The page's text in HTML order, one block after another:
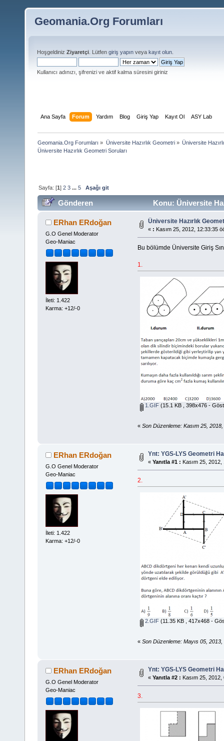
Geomania.Org Forumları
Hoşgeldiniz Ziyaretçi . Lütfen giriş yapın veya kayıt olun
Kullanıcı adınızı, şifrenizi ve aktif kalma süresini giriniz
Ana Sayfa Forum Yardım Blog Giriş Yap Kayıt Ol ASY Lab
Geomania.Org Forumları » Üniversite Hazırlık Geometri» Üniversite
Üniversite Hazırlık Geometri Soruları
Sayfa: [1]2 3 ...5 Aşağı git
Gönderen Konu: Üniversite
ERhan ERdoğan
G.O Genel Moderator
Geo-Maniac
İleti: 1.422
Karma: +12/-0
Üniversite Hazırlık
« : Kasım 25, 2012, 12:33:35
Bu bölümde Üniversite Giriş
1.
1.GIF(15.1 KB , 398x476 -
« Son Düzenleme: Kasım 25,
ERhan ERdoğan
G.O Genel Moderator
Geo-Maniac
İleti: 1.422
Karma: +12/-0
Ynt: YGS-LYS Geometri
« Yanıtla #1 : Kasım 25,
2.
2.GIF(11.35 KB , 417x468 -
« Son Düzenleme: Mayıs 05,
ERhan ERdoğan
G.O Genel Moderator
Geo-Maniac
Ynt: YGS-LYS Geometri
« Yanıtla #2 : Kasım 25,
3.